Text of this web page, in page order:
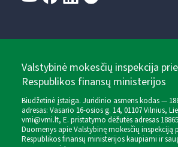
Valstybinė mokesčių inspekcija
Respublikos finansų ministerijos
Biudžetinė įstaiga. Juridinio asmens kodas —
adresas: Vasario 16-osios g. 14, 01107 Vilnius,
vmi@vmi.lt, E. pristatymo dėžutės adresas
Duomenys apie Valstybinę mokesčių inspekciją
Respublikos finansų ministerijos kaupiami ir